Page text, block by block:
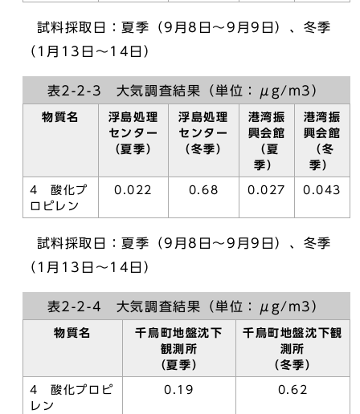
試料採取日：夏季（9月8日～9月9日）、冬季
（1月13日～14日）
表2-2-3 大気調査結果（単位：μg/m3）
物質名
浮島処理
センター
（夏季）
浮島処理
センター
（冬季）
港湾振
興会館
（夏
季）
港湾振
興会館
（冬
季）
4 酸化プ
ロピレン
0.022 0.68 0.027 0.043
試料採取日：夏季（9月8日～9月9日）、冬季
（1月13日～14日）
表2-2-4 大気調査結果（単位：μg/m3）
物質名
千鳥町地盤沈下
観測所
（夏季）
千鳥町地盤沈下観
測所
（冬季）
4 酸化プロピ
レン
0.19 0.62